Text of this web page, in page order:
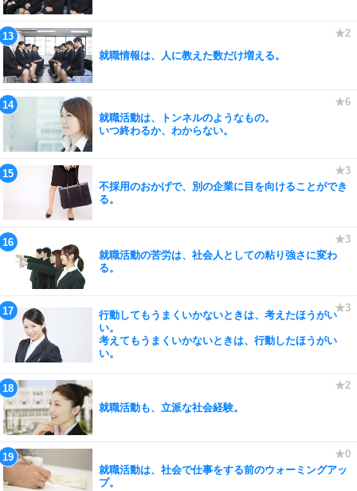
就職情報は、人に教えた数だけ増える。
就職活動は、トンネルのようなもの。
いつ終わるか、わからない。
不採用のおかげで、別の企業に目を向けることができ
る。
就職活動の苦労は、社会人としての粘り強さに変わ
る。
行動してもうまくいかないときは、考えたほうがい
い。
考えてもうまくいかないときは、行動したほうがい
い。
就職活動も、立派な社会経験。
就職活動は、社会で仕事をする前のウォーミングアッ
プ。